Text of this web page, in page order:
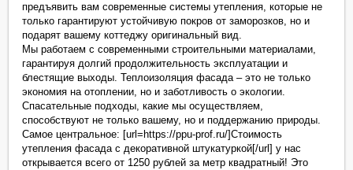
предъявить вам современные системы утепления, которые не
только гарантируют устойчивую покров от заморозков, но и
подарят вашему коттеджу оригинальный вид.
Мы работаем с современными строительными материалами,
гарантируя долгий продолжительность эксплуатации и
блестящие выходы. Теплоизоляция фасада – это не только
экономия на отоплении, но и заботливость о экологии.
Спасательные подходы, какие мы осуществляем,
способствуют не только вашему, но и поддержанию природы.
Самое центральное: [url=https://ppu-prof.ru/]Стоимость
утепления фасада с декоративной штукатуркой[/url] у нас
открывается всего от 1250 рублей за метр квадратный! Это